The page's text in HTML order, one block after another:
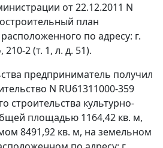
от 22.12.2011 N
план
по адресу: г.
2 (т. 1, л. д. 51).
предприниматель получил
N RU61311000-359
строительства культурно-
площадью 1164,42 кв. м,
8491,92 кв. м, на земельном